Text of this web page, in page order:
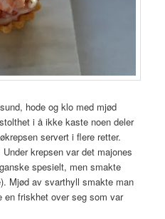
hode og klo med mjød
i å ikke kaste noen deler
servert i flere retter.
krepsen var det majones
spesielt, men smakte
Mjød av svarthyll smakte man
en friskhet over seg som var